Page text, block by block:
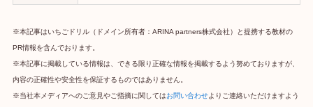
※本記事はいちごドリル（ドメイン所有者：ARINA partners株式会社）と提携する教材の
PR情報を含んでおります。
※本記事に掲載している情報は、できる限り正確な情報を掲載するよう努めておりますが、
内容の正確性や安全性を保証するものではありません。
※当社本メディアへのご意見やご指摘に関してはお問い合わせよりご連絡いただけますよう